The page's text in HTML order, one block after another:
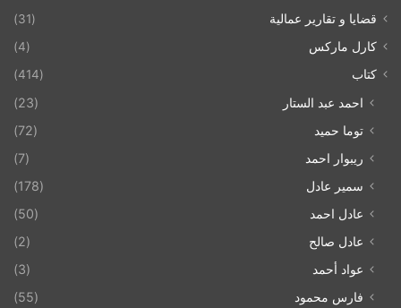
قضايا و تقارير عمالية
(31)
كارل ماركس
(4)
كتاب
(414)
احمد عبد الستار
(23)
توما حميد
(72)
ريبوار احمد
(7)
سمير عادل
(178)
عادل احمد
(50)
عادل صالح
(2)
عواد أحمد
(3)
فارس محمود
(55)